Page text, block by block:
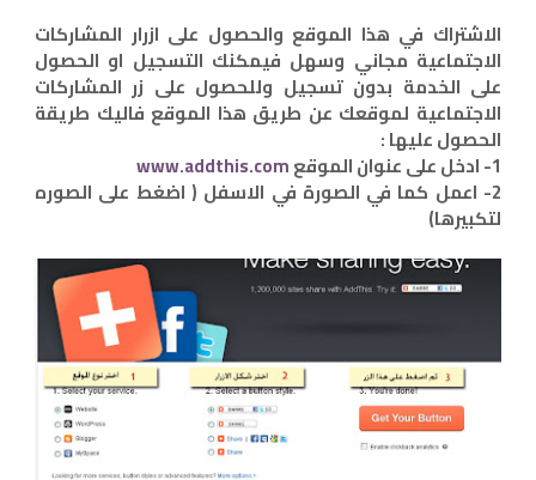
الاشتراك في هذا الموقع والحصول على ازرار المشاركات
الاجتماعية مجاني وسهل فيمكنك التسجيل او الحصول
على الخدمة بدون تسجيل وللحصول على زر المشاركات
الاجتماعية لموقعك عن طريق هذا الموقع فاليك طريقة
الحصول عليها :
1- ادخل على عنوان الموقع www.addthis.com
2- اعمل كما في الصورة في الاسفل ( اضغط على الصوره
لتكبيرها)